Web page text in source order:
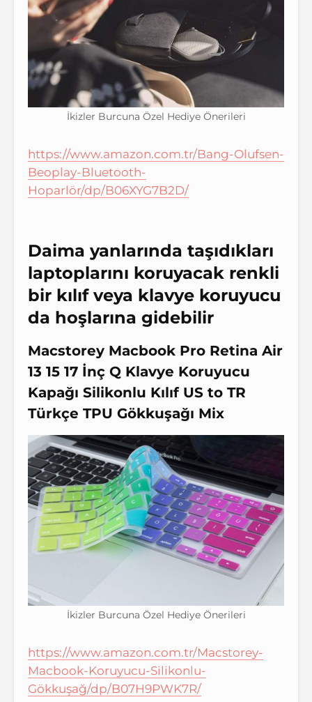
İkizler Burcuna Özel Hediye Önerileri
https://www.amazon.com.tr/Bang-Olufsen-
Beoplay-Bluetooth-
Hoparlör/dp/B06XYG7B2D/
Daima yanlarında taşıdıkları
laptoplarını koruyacak renkli
bir kılıf veya klavye koruyucu
da hoşlarına gidebilir
Macstorey Macbook Pro Retina Air
13 15 17 İnç Q Klavye Koruyucu
Kapağı Silikonlu Kılıf US to TR
Türkçe TPU Gökkuşağı Mix
İkizler Burcuna Özel Hediye Önerileri
https://www.amazon.com.tr/Macstorey-
Macbook-Koruyucu-Silikonlu-
Gökkuşağ/dp/B07H9PWK7R/